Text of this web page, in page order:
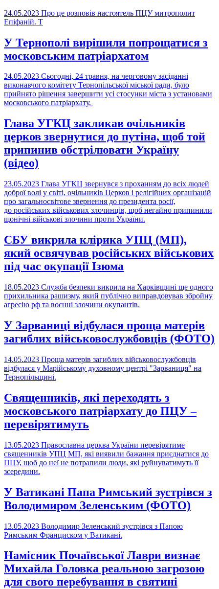
24.05.2023 Про це розповів настоятель ПЦУ митрополит
Епіфаній. Т
У Тернополі вирішили попрощатися з
московським патріархатом
24.05.2023 Сьогодні, 24 травня, на черговому засіданні
виконавчого комітету Тернопільської міської ради, було
прийнято рішення завершити усі стосунки міста з установами
московського патріархату.
Глава УГКЦ закликав очільників
церков звернутися до путіна, щоб той
припинив обстрілювати Україну
(відео)
23.05.2023 Глава УГКЦ звернувся з проханням до всіх людей
доброї волі у світі, очільників Церков і релігійних організацій
про загальносвітове звернення до президента росії,
до російських військових злочинців, щоб негайно припинили
щонічні військові злочини проти України.
СБУ викрила клірика УПЦ (МП),
який освячував російських військових
під час окупації Ізюма
18.05.2023 Служба безпеки викрила на Харківщині ще одного
прихильника рашизму, який публічно виправдовував збройну
агресію рф та воєнні злочини окупантів.
У Зарваниці відбулася проща матерів
загиблих військовослужбовців (ФОТО)
14.05.2023 Проща матерів загиблих військовослужбовців
відбулася у Марійському духовному центрі "Зарваниця" на
Тернопільщині.
Священників, які переходять з
московського патріархату до ПЦУ –
перевірятимуть
13.05.2023 Православна церква України перевірятиме
священників УПЦ МП, які виявили бажання приєднатися до
ПЦУ, щоб до неї не потрапили люди, які руйнуватимуть її
зсередини.
У Ватикані Папа Римський зустрівся з
Володимиром Зеленським (ФОТО)
13.05.2023 Володимир Зеленський зустрівся з Папою
Римським Франциском у Ватикані.
Намісник Почаївської Лаври визнає
Михайла Головка реальною загрозою
для свого перебування в святині